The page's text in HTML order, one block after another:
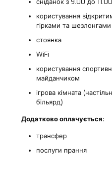
сніданок з 9.00 до 11.00
користування
гірками та шезлонгами
стоянка
WiFi
користування
майданчиком
ігрова кімната
більярд)
Додатково оплачується:
трансфер
послуги прання